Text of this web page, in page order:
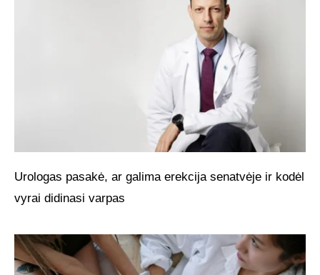
Urologas pasakė, ar galima erekcija senatvėje ir kodėl
vyrai didinasi varpas